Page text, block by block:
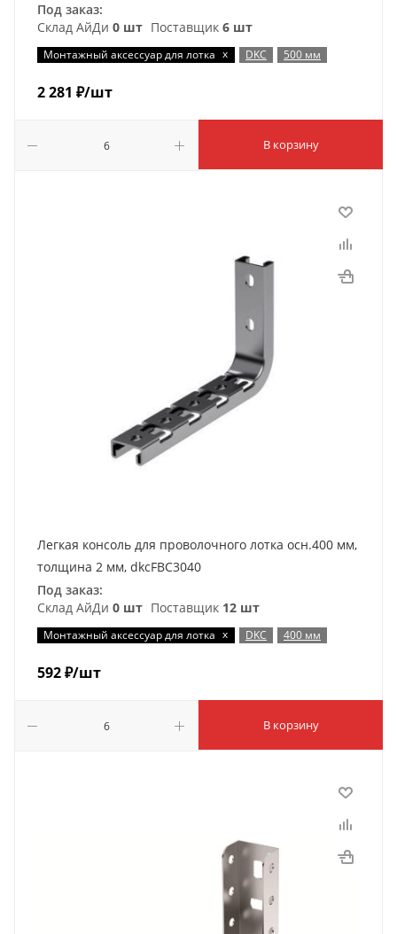
Под заказ:
Склад АйДи 0 шт Поставщик 6 шт
Монтажный аксессуар для лотка x DKC 500 мм
2 281 ₽/шт
В корзину
Легкая консоль для проволочного лотка осн.400 мм,
толщина 2 мм, dkcFBC3040
Под заказ:
Склад АйДи 0 шт Поставщик 12 шт
Монтажный аксессуар для лотка x DKC 400 мм
592₽/шт
В корзину